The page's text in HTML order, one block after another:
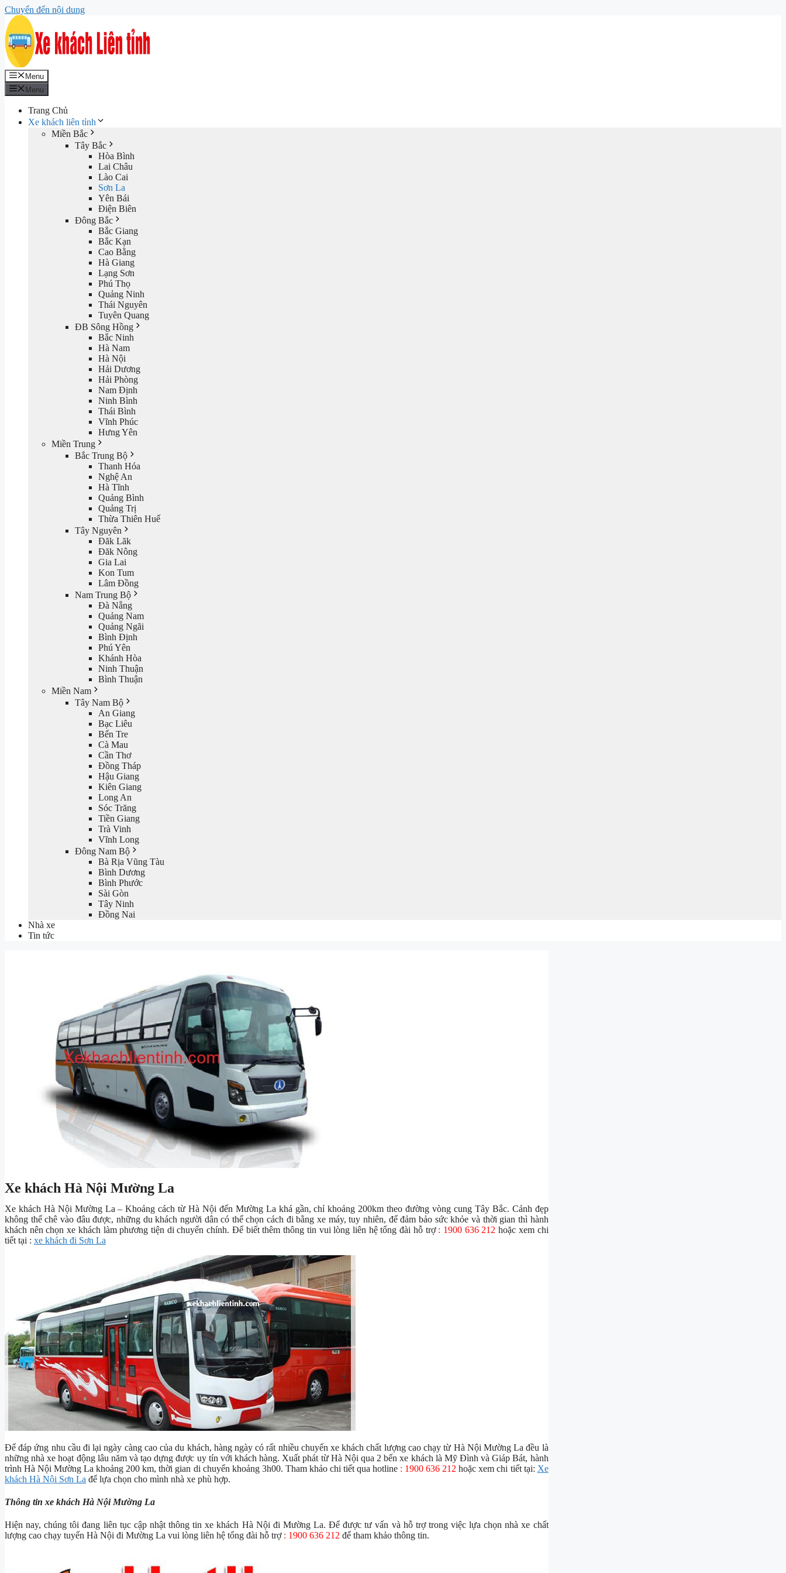
Chuyển đến nội dung
Menu
Menu
Trang Chủ
Xe khách liên tỉnh
Miền Bắc
Tây Bắc
Hòa Bình
Lai Châu
Lào Cai
Sơn La
Yên Bái
Điện Biên
Đông Bắc
Bắc Giang
Bắc Kạn
Cao Bằng
Hà Giang
Lạng Sơn
Phú Thọ
Quảng Ninh
Thái Nguyên
Tuyên Quang
ĐB Sông Hồng
Bắc Ninh
Hà Nam
Hà Nội
Hải Dương
Hải Phòng
Nam Định
Ninh Bình
Thái Bình
Vĩnh Phúc
Hưng Yên
Miền Trung
Bắc Trung Bộ
Thanh Hóa
Nghệ An
Hà Tĩnh
Quảng Bình
Quảng Trị
Thừa Thiên Huế
Tây Nguyên
Đăk Lăk
Đăk Nông
Gia Lai
Kon Tum
Lâm Đồng
Nam Trung Bộ
Đà Nẵng
Quảng Nam
Quảng Ngãi
Bình Định
Phú Yên
Khánh Hòa
Ninh Thuận
Bình Thuận
Miền Nam
Tây Nam Bộ
An Giang
Bạc Liêu
Bến Tre
Cà Mau
Cần Thơ
Đồng Tháp
Hậu Giang
Kiên Giang
Long An
Sóc Trăng
Tiền Giang
Trà Vinh
Vĩnh Long
Đông Nam Bộ
Bà Rịa Vũng Tàu
Bình Dương
Bình Phước
Sài Gòn
Tây Ninh
Đồng Nai
Nhà xe
Tin tức
Xe khách Hà Nội Mường La
Xe khách Hà Nội Mường La – Khoảng cách từ Hà Nội đến Mường La khá gần, chỉ khoảng 200km theo đường vòng cung Tây Bắc. Cảnh đẹp
không thể chê vào đâu được, những du khách người dân có thể chọn cách đi bằng xe máy, tuy nhiên, để đảm bảo sức khỏe và thời gian thì hành
khách nên chọn xe khách làm phương tiện di chuyển chính. Để biết thêm thông tin vui lòng liên hệ tổng đài hỗ trợ : 1900 636 212 hoặc xem chi
tiết tại : xe khách đi Sơn La
Để đáp ứng nhu cầu đi lại ngày càng cao của du khách, hàng ngày có rất nhiều chuyến xe khách chất lượng cao chạy từ Hà Nội Mường La đều là
những nhà xe hoạt động lâu năm và tạo dựng được uy tín với khách hàng. Xuất phát từ Hà Nội qua 2 bến xe khách là Mỹ Đình và Giáp Bát, hành
trình Hà Nội Mường La khoảng 200 km, thời gian di chuyển khoảng 3h00. Tham khảo chi tiết qua hotline : 1900 636 212 hoặc xem chi tiết tại: Xe
khách Hà Nội Sơn La để lựa chọn cho mình nhà xe phù hợp.
Thông tin xe khách Hà Nội Mường La
Hiện nay, chúng tôi đang liên tục cập nhật thông tin xe khách Hà Nội đi Mường La. Để được tư vấn và hỗ trợ trong việc lựa chọn nhà xe chất
lượng cao chạy tuyến Hà Nội đi Mường La vui lòng liên hệ tổng đài hỗ trợ : 1900 636 212 để tham khảo thông tin.